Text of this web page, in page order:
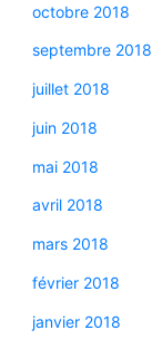
octobre 2018
septembre 2018
juillet 2018
juin 2018
mai 2018
avril 2018
mars 2018
février 2018
janvier 2018